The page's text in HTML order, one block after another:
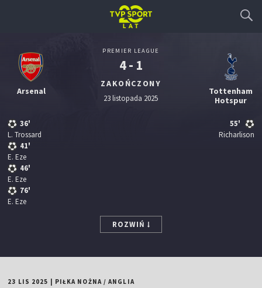
Arsenal
36'
L. Trossard
41'
E. Eze
46'
E. Eze
76'
E. Eze
PREMIER LEAGUE
4 - 1
ZAKOŃCZONY
23 listopada 2025
Tottenham
Hotspur
55'
Richarlison
ROZWIŃ
23 LIS 2025 PIŁKA NOŻNA/ANGLIA